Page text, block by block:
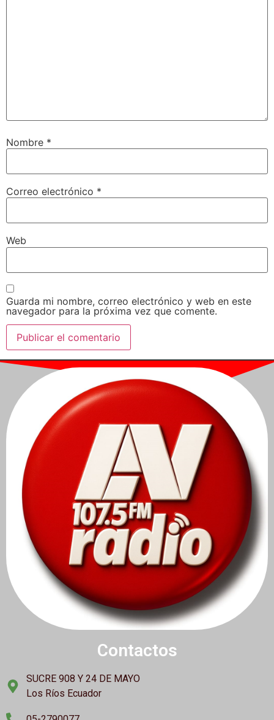
Nombre *
Correo electrónico *
Web
Guarda mi nombre, correo electrónico y web en este
navegador para la próxima vez que comente.
Contactos
SUCRE 908 Y 24 DE MAYO
Los Ríos Ecuador